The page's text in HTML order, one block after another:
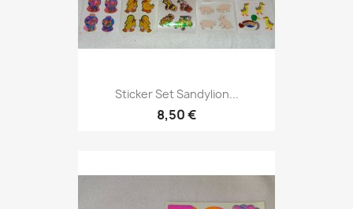
Sticker Set Sandylion...
8,50 €